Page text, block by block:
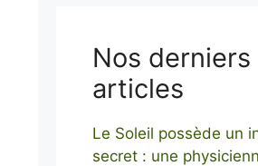
Nos derniers
articles
Le Soleil possède un
secret : une